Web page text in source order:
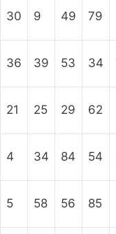
30 9 49 79
36 39 53 34
21 25 29 62
4 34 84 54
5 58 56 85